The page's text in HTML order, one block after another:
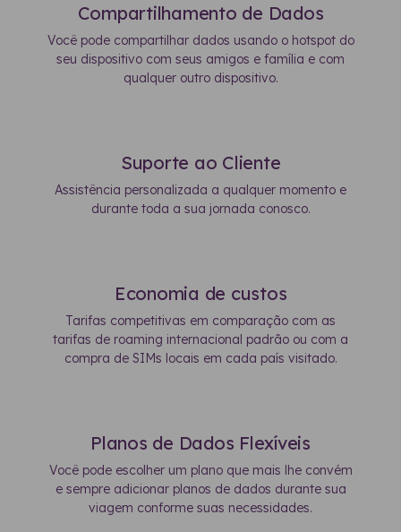
Compartilhamento de Dados
Você pode compartilhar dados usando o hotspot do
seu dispositivo com seus amigos e família e com
qualquer outro dispositivo.
Suporte ao Cliente
Assistência personalizada a qualquer momento e
durante toda a sua jornada conosco.
Economia de custos
Tarifas competitivas em comparação com as
tarifas de roaming internacional padrão ou com a
compra de SIMs locais em cada país visitado.
Planos de Dados Flexíveis
Você pode escolher um plano que mais lhe convém
e sempre adicionar planos de dados durante sua
viagem conforme suas necessidades.